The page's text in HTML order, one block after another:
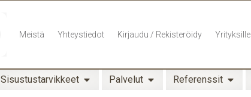
Meistä Yhteystiedot Kirjaudu / Rekisteröidy Yrityksille
Sisustustarvikkeet Palvelut Referenssit